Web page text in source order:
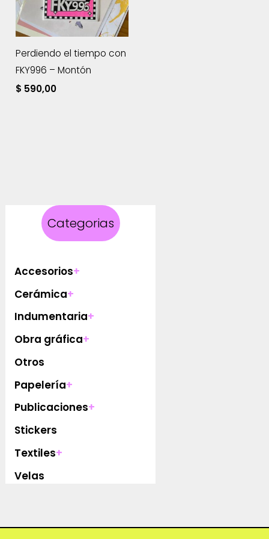
Categorias
Accesorios+
Cerámica+
Indumentaria+
Obra gráfica+
Otros
Papelería+
Publicaciones+
Stickers
Textiles+
Velas
Perdiendo el tiempo con
FKY996 – Montón
$ 590,00